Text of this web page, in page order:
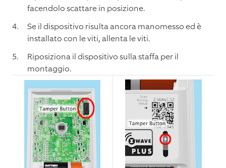
facendolo scattare in posizione.
Se il dispositivo risulta ancora manomesso ed è
installato con le viti, allenta le viti.
Riposiziona il dispositivo sulla staffa per il
montaggio.